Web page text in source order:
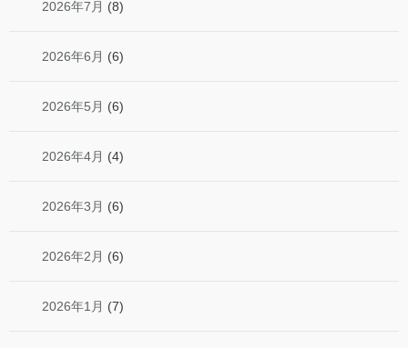
2026年7月 (8)
2026年6月 (6)
2026年5月 (6)
2026年4月 (4)
2026年3月 (6)
2026年2月 (6)
2026年1月 (7)